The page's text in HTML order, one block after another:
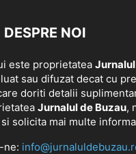
DESPRE NOI
este proprietatea
sau difuzat decat cu
doriti detalii
Jurnalul de Buzau,
solicita mai multe
ne: